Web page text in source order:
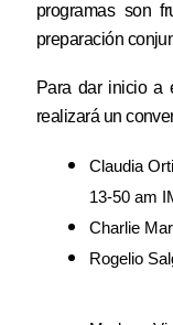
programas son
preparación
Para dar inicio a
realizará un
Claudia
13-50 am
Charlie
Rogelio